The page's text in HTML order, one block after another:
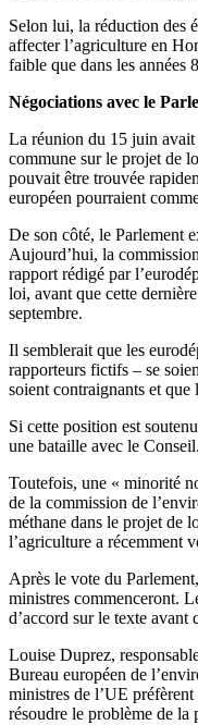
Selon lui, la réduction des
affecter l’agriculture en
faible que dans les années
Négociations avec le
La réunion du 15 juin
commune sur le projet de
pouvait être trouvée
européen pourraient
De son côté, le Parlement
Aujourd’hui, la
rapport rédigé par
loi, avant que cette
septembre.
Il semblerait que les
rapporteurs fictifs – se
soient contraignants et que
Si cette position est
une bataille avec le Conseil.
Toutefois, une « minorité
de la commission de
méthane dans le projet de
l’agriculture a récemment
Après le vote du
ministres commenceront.
d’accord sur le texte
Louise Duprez,
Bureau européen de
ministres de l’UE
résoudre le problème de